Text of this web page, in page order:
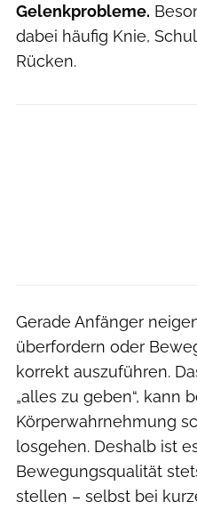
Gelenkprobleme.
dabei häufig Knie,
Rücken.
Gerade Anfänger
überfordern oder
korrekt auszuführen.
„alles zu geben“, kann
Körperwahrnehmung
losgehen. Deshalb ist
Bewegungsqualität
stellen – selbst bei